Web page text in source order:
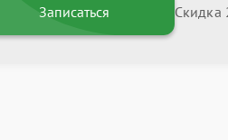
Записаться Скидка